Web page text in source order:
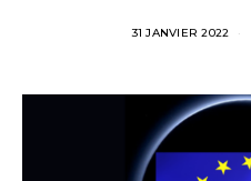
31 JANVIER 2022